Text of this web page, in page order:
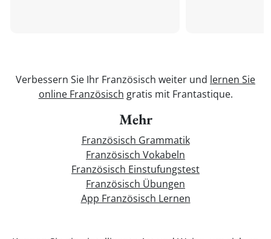
Verbessern Sie Ihr Französisch weiter und lernen Sie
online Französisch gratis mit Frantastique.
Mehr
Französisch Grammatik
Französisch Vokabeln
Französisch Einstufungstest
Französisch Übungen
App Französisch Lernen